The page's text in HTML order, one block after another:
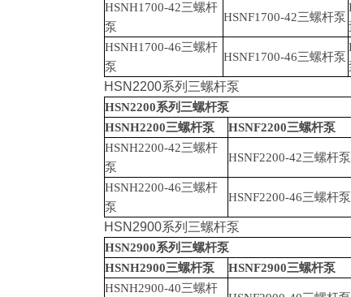
HSNH1700-42三螺杆
泵
HSNF1700-42三螺杆泵
HSNH1700-46三螺杆
泵
HSNF1700-46三螺杆泵
HSN2200系列三螺杆泵
HSN2200系列三螺杆泵
HSNH2200三螺杆泵 HSNF2200三螺杆泵
HSNH2200-42三螺杆
泵
HSNF2200-42三螺杆泵
HSNH2200-46三螺杆
泵
HSNF2200-46三螺杆泵
HSN2900系列三螺杆泵
HSN2900系列三螺杆泵
HSNH2900三螺杆泵 HSNF2900三螺杆泵
HSNH2900-40三螺杆